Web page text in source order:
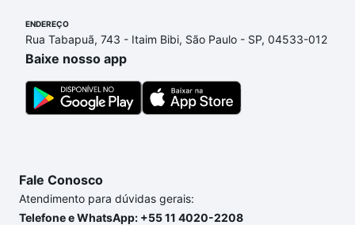
processo de compra, veja em nosso portal
custa comprar um apartamento e conte com a
gente para comprar o imóvel dos seus sonhos com
segurança e conforto. Loft, com você até as
chaves.
ENDEREÇO
Rua Tabapuã, 743 - Itaim Bibi, São Paulo - SP, 04533-012
Baixe nosso app
Fale Conosco
Atendimento para dúvidas gerais:
Telefone e WhatsApp: +55 11 4020-2208